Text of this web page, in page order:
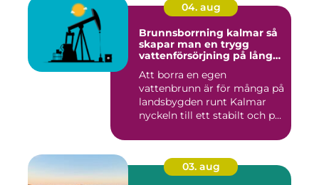
04. aug
Brunnsborrning kalmar så
skapar man en trygg
vattenförsörjning på lång
Att borra en egen
vattenbrunn är för många på
landsbygden runt Kalmar
nyckeln till ett stabilt och p...
03. aug